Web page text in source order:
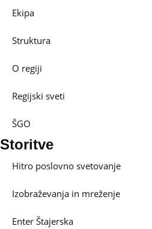
Ekipa
Struktura
O regiji
Regijski sveti
ŠGO
Storitve
Hitro poslovno svetovanje
Izobraževanja in mreženje
Enter Štajerska